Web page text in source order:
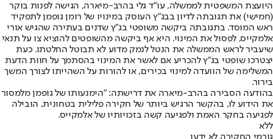
היועצת המשפטית לממשלה, עו"ד גלי בהרב-מיארה, הגישה לפנות בוקר
(חמישי) את תגובתה לדיון בבג"ץ העוסק במינויו של רומן גופמן לתפקיד
ראש המוסד. בתגובתה ביקשה משופטי בג"ץ שדנים בעתירה שהגיש אורי
אלמקייס, לפסול את המינוי. היא אף ביקשה מהשופטים להוציא צו על תנאי
שיעביר לראש הממשלה את הנטל לנמק מדוע לא תבוטל החלטתו. כעת
יצטרכו שופטי בג"ץ להכריע אם לאשר את המינוי בהסתמך על חוות הדעת
המשלימה של הוועדה למינוי בכירים, או להורות על השהייתו לצורך המשך
בירור.
בהודעה הסבירה בהרב-מיארה את דרישתה: "הימנעותו של גופמן מלמסור
את הידוע לו, בהקשר הרגיש ביותר של חקירה פלילית בטחונית, הובילה
לפגיעה בחקר האמת ולפגיעה קשה בזכויותיו של אלמקייס.
ללא